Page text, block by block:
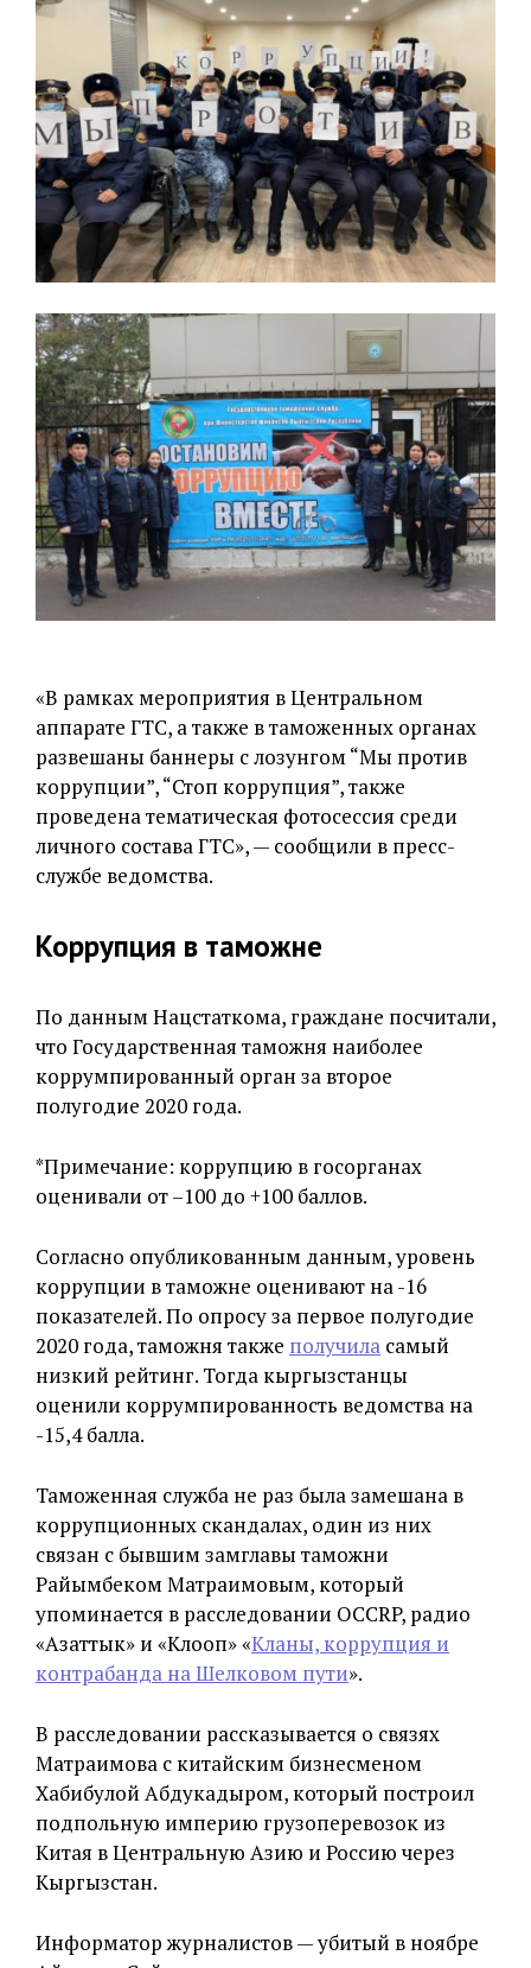
«В рамках мероприятия в Центральном
аппарате ГТС, а также в таможенных органах
развешаны баннеры с лозунгом “Мы против
коррупции”, “Стоп коррупция”, также
проведена тематическая фотосессия среди
личного состава ГТС», — сообщили в пресс-
службе ведомства.
Коррупция в таможне
По данным Нацстаткома, граждане посчитали,
что Государственная таможня наиболее
коррумпированный орган за второе
полугодие 2020 года.
*Примечание: коррупцию в госорганах
оценивали от –100 до +100 баллов.
Согласно опубликованным данным, уровень
коррупции в таможне оценивают на -16
показателей. По опросу за первое полугодие
2020 года, таможня также получила самый
низкий рейтинг. Тогда кыргызстанцы
оценили коррумпированность ведомства на
-15,4 балла.
Таможенная служба не раз была замешана в
коррупционных скандалах, один из них
связан с бывшим замглавы таможни
Райымбеком Матраимовым, который
упоминается в расследовании OCCRP, радио
«Азаттык» и «Клооп» «Кланы, коррупция и
контрабанда на Шелковом пути».
В расследовании рассказывается о связях
Матраимова с китайским бизнесменом
Хабибулой Абдукадыром, который построил
подпольную империю грузоперевозок из
Китая в Центральную Азию и Россию через
Кыргызстан.
Информатор журналистов — убитый в ноябре